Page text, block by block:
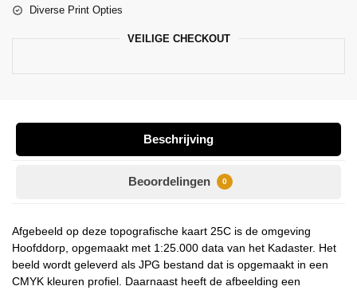
Diverse Print Opties
VEILIGE CHECKOUT
Beschrijving
Beoordelingen 0
Afgebeeld op deze topografische kaart 25C is de omgeving
Hoofddorp, opgemaakt met 1:25.000 data van het Kadaster. Het
beeld wordt geleverd als JPG bestand dat is opgemaakt in een
CMYK kleuren profiel. Daarnaast heeft de afbeelding een